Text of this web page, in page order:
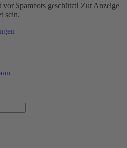
vor Spambots geschützt! Zur Anzeige
sein.